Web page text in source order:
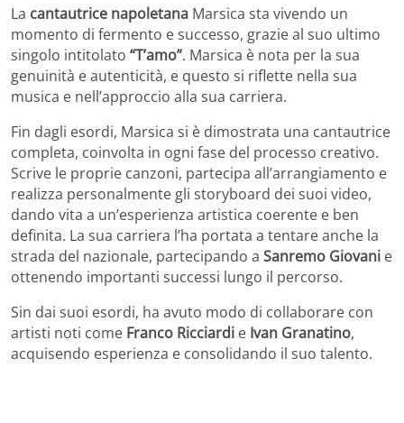
La cantautrice napoletana Marsica sta vivendo un
momento di fermento e successo, grazie al suo ultimo
singolo intitolato “T’amo”. Marsica è nota per la sua
genuinità e autenticità, e questo si riflette nella sua
musica e nell’approccio alla sua carriera.
Fin dagli esordi, Marsica si è dimostrata una cantautrice
completa, coinvolta in ogni fase del processo creativo.
Scrive le proprie canzoni, partecipa all’arrangiamento e
realizza personalmente gli storyboard dei suoi video,
dando vita a un’esperienza artistica coerente e ben
definita. La sua carriera l’ha portata a tentare anche la
strada del nazionale, partecipando a Sanremo Giovani e
ottenendo importanti successi lungo il percorso.
Sin dai suoi esordi, ha avuto modo di collaborare con
artisti noti come Franco Ricciardi e Ivan Granatino,
acquisendo esperienza e consolidando il suo talento.